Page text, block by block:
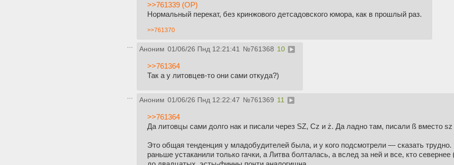
>>761339 (OP)
Нормальный перекат, без кринжового детсадовского юмора, как в прошлый раз.
>>761370
Аноним 01/06/26 Пнд 12:21:41 №761368 10
>>761364
Так а у литовцев-то они сами откуда?)
Аноним 01/06/26 Пнд 12:22:47 №761369 11
>>761364
Да литовцы сами долго нак и писали через SZ, Cz и ż. Да ладно там, писали ß вместо
Это общая тенденция у младобудителей была, и у кого подсмотрели — сказать
раньше устаканили только гачки, а Литва болталась, а вслед за ней и все, кто